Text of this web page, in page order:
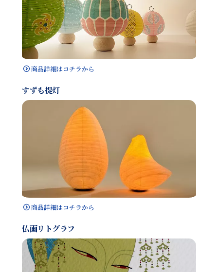
商品詳細はコチラから
すずも提灯
商品詳細はコチラから
仏画リトグラフ